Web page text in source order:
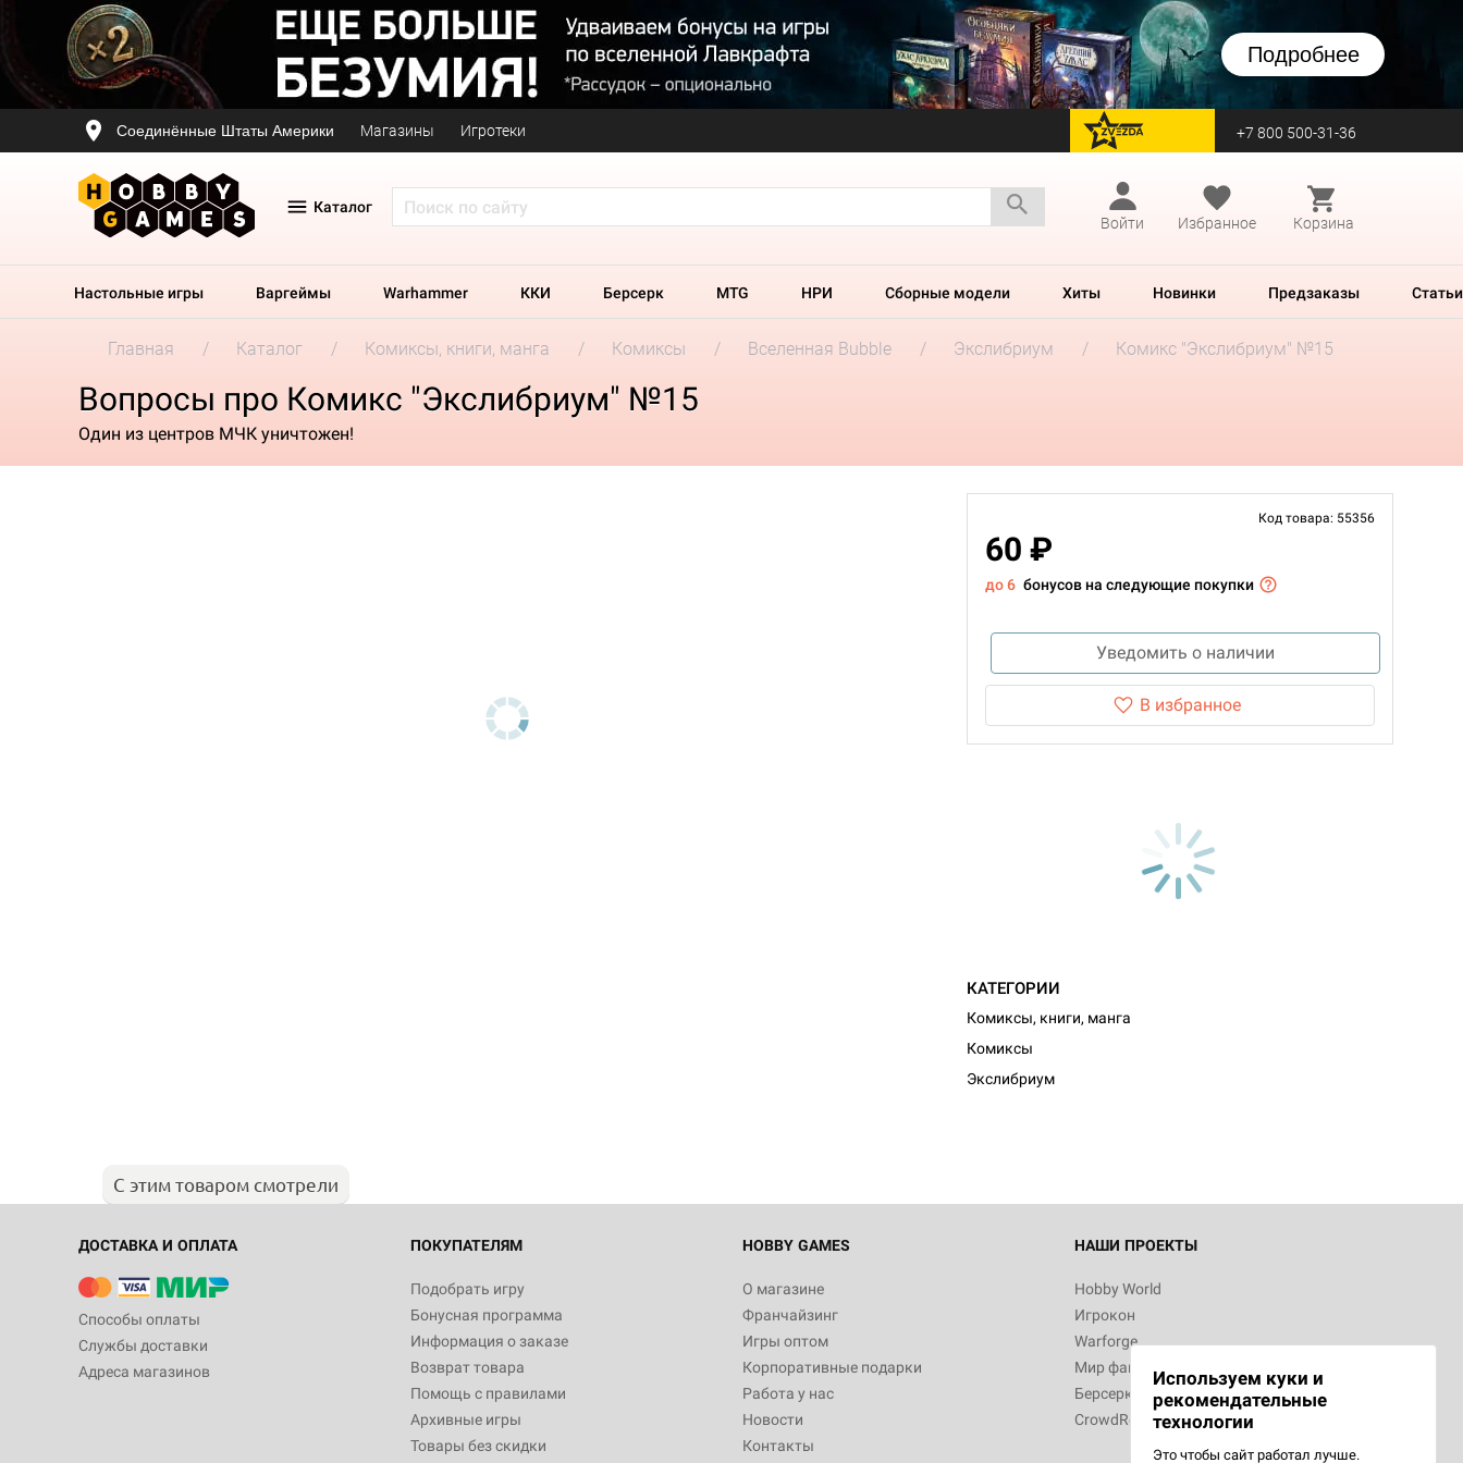
Подробнее
Соединённые Штаты Америки Магазины Игротеки перейти на Zvezda +7 800 500-31-36
Каталог
Войти
Избранное Корзина
Настольные игры Варгеймы Warhammer ККИ Берсерк MTG НРИ Сборные модели Хиты Новинки Предзаказы Статьи
Главная Каталог Комиксы, книги, манга Комиксы Вселенная Bubble Экслибриум Комикс "Экслибриум" №15
Вопросы про Комикс "Экслибриум" №15
Один из центров МЧК уничтожен!
Код товара: 55356
60 ₽
до 6 бонусов на следующие покупки
Уведомить о наличии
В избранное
КАТЕГОРИИ
Комиксы, книги, манга
Комиксы
Экслибриум
С этим товаром смотрели
ДОСТАВКА И ОПЛАТА
Способы оплаты
Службы доставки
Адреса магазинов
ПОКУПАТЕЛЯМ
Подобрать игру
Бонусная программа
Информация о заказе
Возврат товара
Помощь с правилами
Архивные игры
Товары без скидки
HOBBY GAMES
О магазине
Франчайзинг
Игры оптом
Корпоративные подарки
Работа у нас
Новости
Контакты
НАШИ ПРОЕКТЫ
Hobby World
Игрокон
Warforge
Мир фантастики
Берсерк
CrowdRepublic
Используем куки и
рекомендательные
технологии
Это чтобы сайт работал лучше.